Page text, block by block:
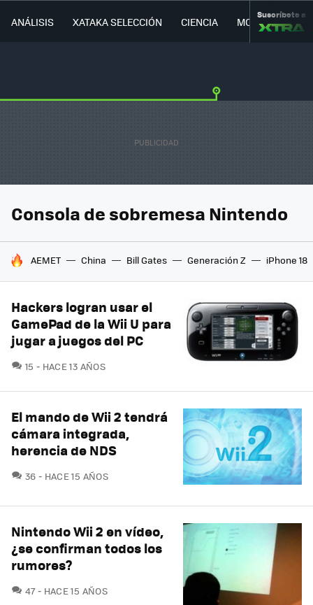
ANÁLISIS XATAKA SELECCIÓN CIENCIA MOVILIDAD
Suscríbete a
Consola de sobremesa Nintendo
HOY SE HABLA DE
AEMET China Bill Gates Generación Z iPhone 18
Hackers logran usar el
GamePad de la Wii U para
jugar a juegos del PC
15 COMENTARIOS
HACE 13 AÑOS
El mando de Wii 2 tendrá
cámara integrada,
herencia de NDS
36 COMENTARIOS
HACE 15 AÑOS
Nintendo Wii 2 en vídeo,
¿se confirman todos los
rumores?
47COMENTARIOS
HACE 15 AÑOS